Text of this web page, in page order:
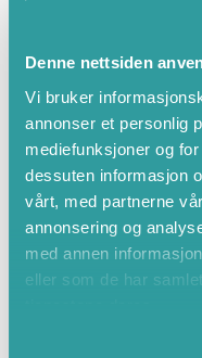
Denne nettsiden
Vi bruker
annonser et personlig
mediefunksjoner og
dessuten informasjon
vårt, med partnerne
annonsering og
med annen
eller som de har
Bikes available
Mountain hiking
Nærme
Landleg
Barbeque grills
Gratis Wi-Fi